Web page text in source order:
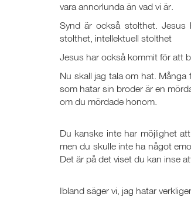
vara annorlunda än vad vi är.
Synd är också stolthet.
stolthet, intellektuell stolthet
Jesus har också kommit för att
Nu skall jag tala om hat.
som hatar sin broder är en
om du mördade honom.
Du kanske inte har möjlighet
men du skulle inte ha något
Det är på det viset du kan inse
Ibland säger vi, jag hatar